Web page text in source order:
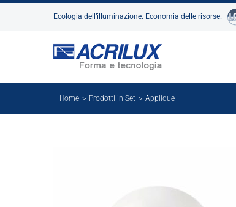
Salta
Ecologia dell’illuminazione. Economia delle risorse.
Home Prodotti in Set Applique